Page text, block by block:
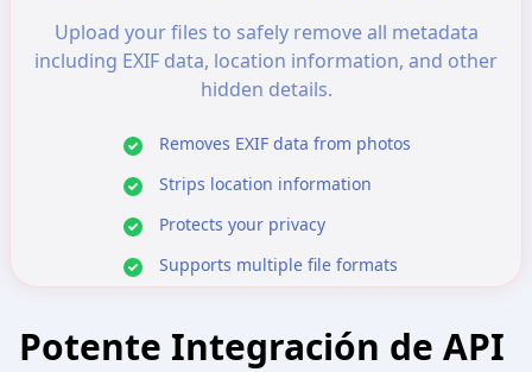
Upload your files to safely remove all metadata
including EXIF data, location information, and other
hidden details.
Removes EXIF data from photos
Strips location information
Protects your privacy
Supports multiple file formats
Potente Integración de API